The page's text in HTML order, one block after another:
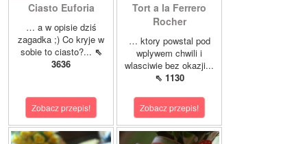
Ciasto Euforia
… a w opisie dziś
zagadka ;) Co kryje w
sobie to ciasto?... ⇖
3636
Zobacz przepis!
Tort a la Ferrero
Rocher
… ktory powstal pod
wplywem chwili i
wlasciwie bez okazji...
⇖ 1130
Zobacz przepis!